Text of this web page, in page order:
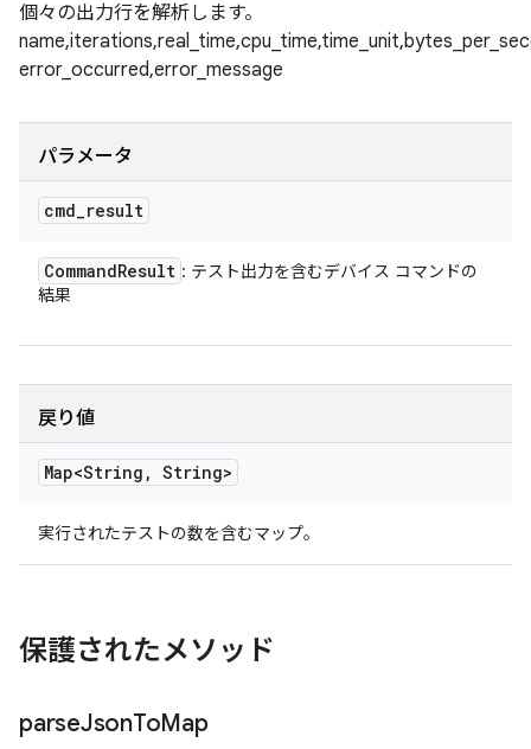
個々の出力行を解析します。
error_occurred,error_message
パラメータ
cmd_result
CommandResult : テスト出力を含むデバイス コマンドの
結果
戻り値
Map<String , String>
実行されたテストの数を含むマップ。
保護されたメソッド
parseJsonToMap